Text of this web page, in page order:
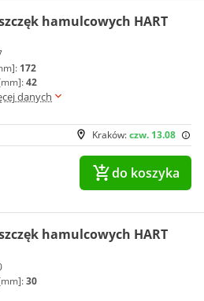
hamulcowych HART
172
42
danych
Kraków:czw. 13.08
do koszyka
hamulcowych HART
30